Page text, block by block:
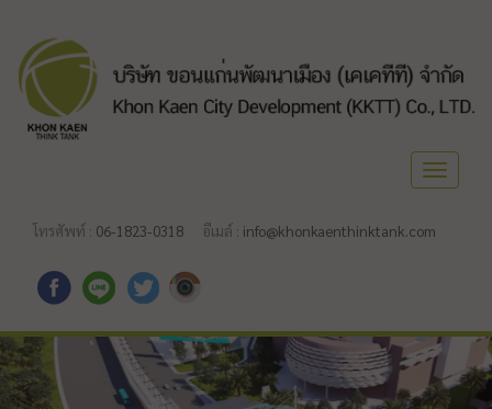
Toggle
โทรศัพท์ : 06-1823-0318 อีเมล์ : info@khonkaenthinktank.com